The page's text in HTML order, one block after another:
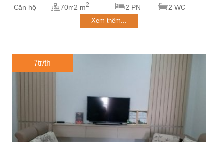
Căn hộ 70m2 m2 2 PN 2 WC
Xem thêm...
7tr/th